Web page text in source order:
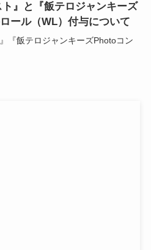
ト』と『飯テロジャンキーズ
ール（WL）付与について
『飯テロジャンキーズPhotoコン